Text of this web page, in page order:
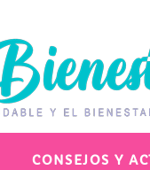
CONSEJOS Y